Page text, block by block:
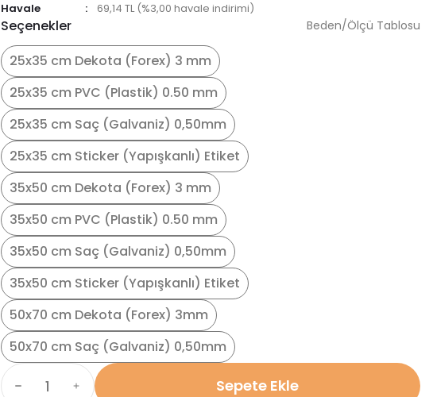
Havale
69,14 TL (%3,00 havale indirimi)
Seçenekler
25x35 cm Dekota (Forex) 3 mm
25x35 cm PVC (Plastik) 0.50 mm
25x35 cm Saç (Galvaniz) 0,50mm
25x35 cm Sticker (Yapışkanlı) Etiket
35x50 cm Dekota (Forex) 3 mm
35x50 cm PVC (Plastik) 0.50 mm
35x50 cm Saç (Galvaniz) 0,50mm
35x50 cm Sticker (Yapışkanlı) Etiket
50x70 cm Dekota (Forex) 3mm
50x70 cm Saç (Galvaniz) 0,50mm
Beden/Ölçü Tablosu
Sepete Ekle